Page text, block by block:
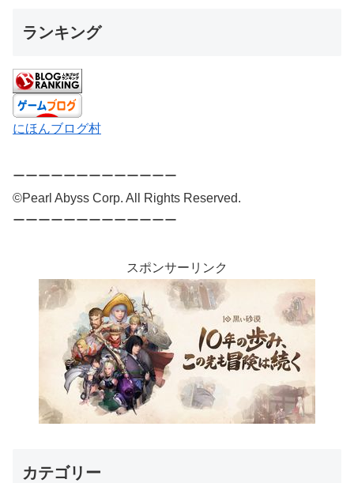
ランキング
にほんブログ村
ーーーーーーーーーーーーー
©Pearl Abyss Corp. All Rights Reserved.
ーーーーーーーーーーーーー
スポンサーリンク
カテゴリー